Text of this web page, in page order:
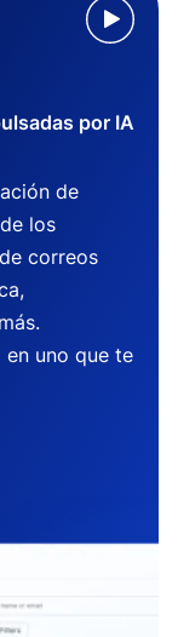
por IA
de
los
correos
en uno que te